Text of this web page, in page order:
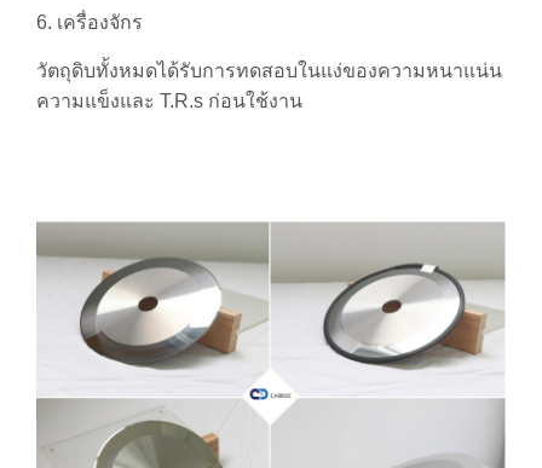
6. เครื่องจักร
วัตถุดิบทั้งหมดได้รับการทดสอบในแง่ของความหนาแน่น
ความแข็งและ T.R.s ก่อนใช้งาน